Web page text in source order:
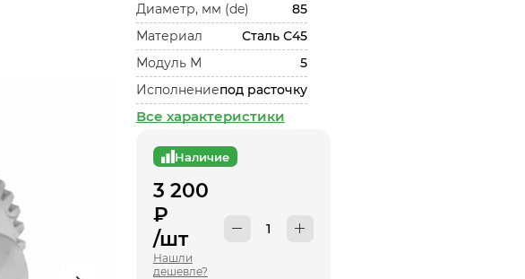
Диаметр, мм (de)
85
Материал
Сталь С45
Модуль М
5
Исполнениепод расточку
Все характеристики
Наличие
3 200
₽
/шт
Нашли
дешевле?